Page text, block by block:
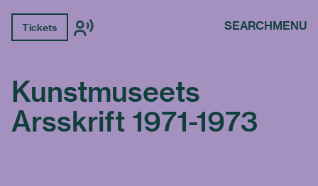
Tickets SEARCHMENU
Kunstmuseets
Arsskrift 1971-1973